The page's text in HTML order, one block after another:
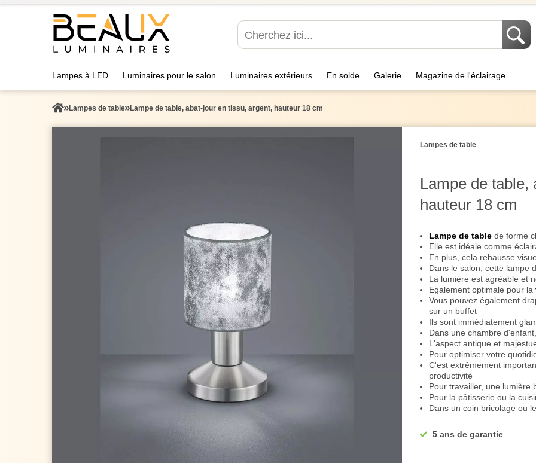
Lampes à LED Luminaires pour le salon Luminaires extérieurs En solde Galerie Magazine de l'éclairage
Lampes de table Lampe de table, abat-jour en tissu, argent, hauteur 18 cm
Lampes de table
Lampe de table,
hauteur 18 cm
Lampe de table de forme
Elle est idéale comme
En plus, cela rehausse
Dans le salon, cette lampe
La lumière est agréable et
Egalement optimale pour la
Vous pouvez également
sur un buffet
Ils sont immédiatement
Dans une chambre
L'aspect antique et
Pour optimiser votre
C'est extrêmement
productivité
Pour travailler, une lumière
Pour la pâtisserie ou la
Dans un coin bricolage ou
Et pour se détendre le soir
idéale
Vous trouverez chez nous
5 ans de garantie